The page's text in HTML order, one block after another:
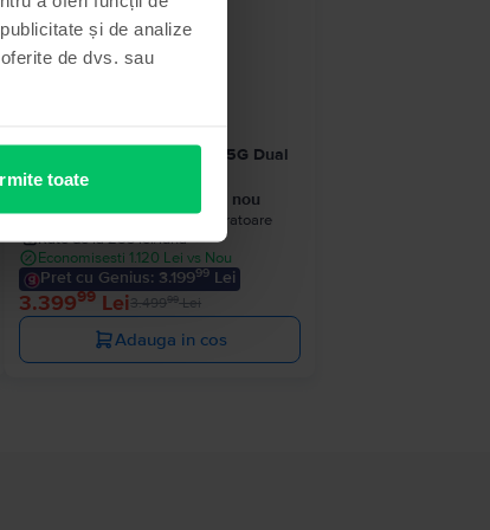
și de analize
de dvs. sau
toate
- 100 Lei
Samsung Galaxy S24 Ultra 5G Dual
Sim
Black Titanium, 512 GB, Ca nou
Livrare estimata:1-2 zile lucratoare
Rate de la 283 lei/luna
Economisesti 1.120 Lei vs Nou
Pret cu Genius: 3.19999 Lei
3.39999 Lei3.49999Lei
Adauga in cos